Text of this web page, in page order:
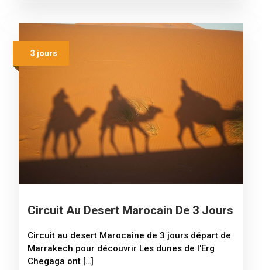
3 jours
Circuit Au Desert Marocain De 3 Jours
Circuit au desert Marocaine de 3 jours départ de
Marrakech pour découvrir Les dunes de l'Erg
Chegaga ont […]